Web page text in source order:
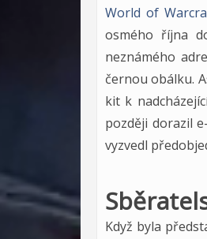
World of
osmého října
neznámého
černou obálku.
kit k
později dorazil
vyzvedl
Když byla